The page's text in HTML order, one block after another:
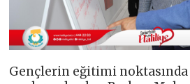
Gençlerin eğitimi